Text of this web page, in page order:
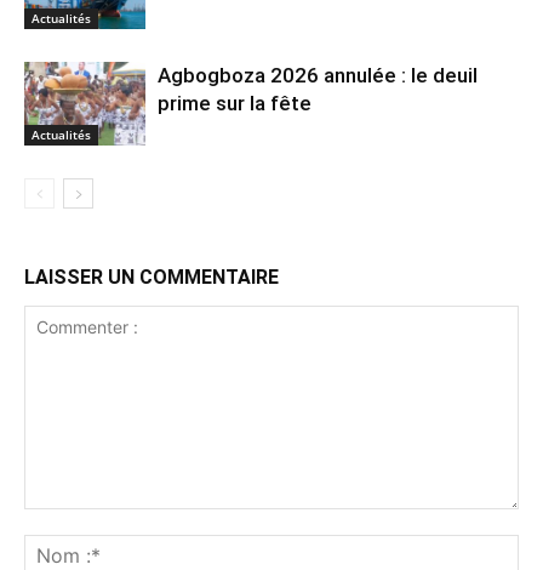
Actualités
Actualités
Agbogboza 2026 annulée : le deuil
prime sur la fête
LAISSER UN COMMENTAIRE